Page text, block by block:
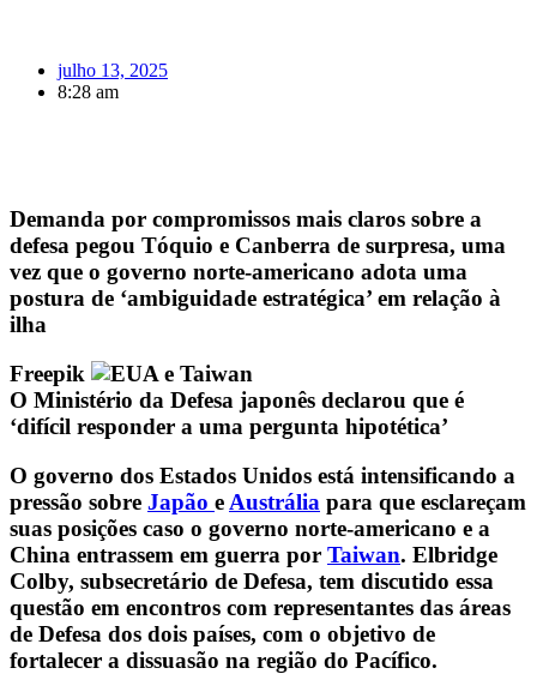
julho 13, 2025
8:28 am
Demanda por compromissos mais claros sobre a
defesa pegou Tóquio e Canberra de surpresa, uma
vez que o governo norte-americano adota uma
postura de ‘ambiguidade estratégica’ em relação à
ilha
Freepik
O Ministério da Defesa japonês declarou que é
‘difícil responder a uma pergunta hipotética’
O governo dos Estados Unidos está intensificando a
pressão sobre Japão e Austrália para que esclareçam
suas posições caso o governo norte-americano e a
China entrassem em guerra por Taiwan. Elbridge
Colby, subsecretário de Defesa, tem discutido essa
questão em encontros com representantes das áreas
de Defesa dos dois países, com o objetivo de
fortalecer a dissuasão na região do Pacífico.